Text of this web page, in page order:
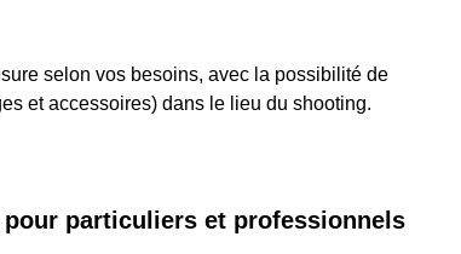
selon vos besoins, avec la possibilité de
et accessoires) dans le lieu du shooting.
particuliers et professionnels